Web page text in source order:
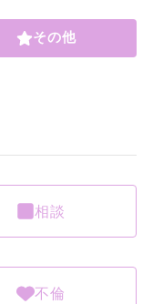
その他
相談
不倫